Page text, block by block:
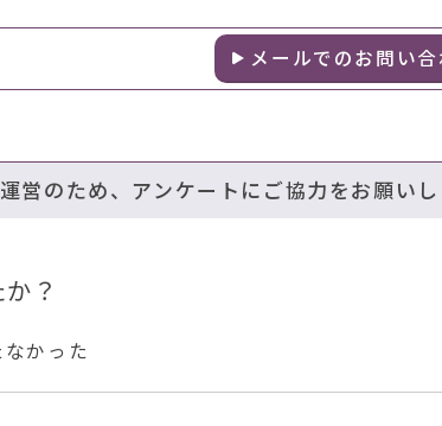
メールでのお問い合
営のため、アンケートにご協力をお願い
？
かった